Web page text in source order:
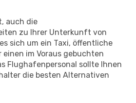
auch die
zu Ihrer Unterkunft von
sich um ein Taxi, öffentliche
im Voraus gebuchten
Flughafenpersonal sollte Ihnen
die besten Alternativen